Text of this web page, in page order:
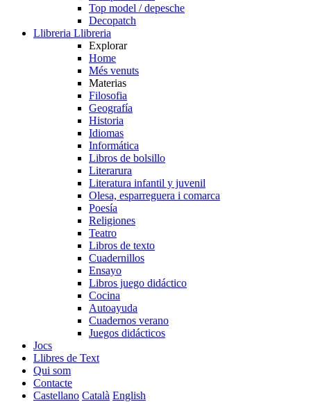
Top model / depesche
Decopatch
Llibreria Llibreria
Explorar
Home
Més venuts
Materias
Filosofia
Geografía
Historia
Idiomas
Informática
Libros de bolsillo
Literarura
Literatura infantil y juvenil
Olesa, esparreguera i comarca
Poesía
Religiones
Teatro
Libros de texto
Cuadernillos
Ensayo
Libros juego didáctico
Cocina
Autoayuda
Cuadernos verano
Juegos didácticos
Jocs
Llibres de Text
Qui som
Contacte
Castellano Català English